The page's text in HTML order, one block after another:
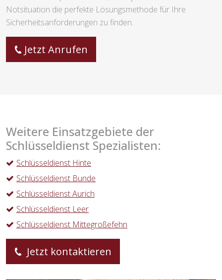
Notsituation die perfekte Lösungsmethode für Ihre
Sicherheitsanforderungen zu finden.
Jetzt Anrufen
Weitere Einsatzgebiete der
Schlüsseldienst Spezialisten:
Schlüsseldienst Hinte
Schlüsseldienst Bunde
Schlüsseldienst Aurich
Schlüsseldienst Leer
Schlüsseldienst Mittegroßefehn
Jetzt kontaktieren